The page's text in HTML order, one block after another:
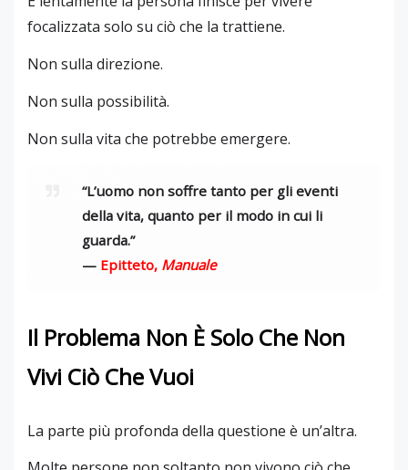
focalizzata solo su ciò che la trattiene.
Non sulla direzione.
Non sulla possibilità.
Non sulla vita che potrebbe emergere.
“L’uomo non soffre tanto per gli eventi
della vita, quanto per il modo in cui li
guarda.”
— Epitteto, Manuale
Il Problema Non È Solo Che Non
Vivi Ciò Che Vuoi
La parte più profonda della questione è un’altra.